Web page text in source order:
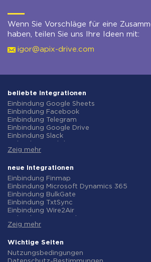
Wenn Sie Vorschläge für eine
haben, teilen Sie uns Ihre Ideen mit:
igor@apix-drive.com
beliebte Integrationen
Einbindung Google Sheets
Einbindung Facebook
Einbindung Telegram
Einbindung Google Drive
Einbindung Slack
Einbindung Gmail
Einbindung ClickUp
Einbindung Airtable
Einbindung Google Contacts
Einbindung OpenAI (ChatGPT)
Einbindung Instagram
Einbindung ActiveCampaign
Einbindung Typeform
Einbindung Salesforce CRM
Einbindung Notion
Einbindung AWeber
Zeig mehr
neue Integrationen
Einbindung Finmap
Einbindung Microsoft Dynamics 365
Einbindung BulkGate
Einbindung TxtSync
Einbindung Wire2Air
Einbindung Infobip
Einbindung AtomPark
Einbindung TXTImpact
Einbindung Campaign Monitor
Zeig mehr
Wichtige Seiten
Nutzungsbedingungen